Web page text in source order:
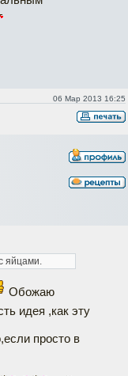
06 Мар 2013 16:25
яйцами.
Обожаю
идея ,как эту
просто в